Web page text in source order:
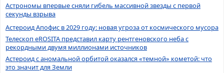
Астрономы впервые сняли гибель массивной звезды с первой
секунды взрыва
Астероид Апофис в 2029 году: новая угроза от космического мусора
Телескоп eROSITA представил карту рентгеновского неба с
рекордными двумя миллионами источников
Астероид с аномальной орбитой оказался «темной» кометой: что
это значит для Земли